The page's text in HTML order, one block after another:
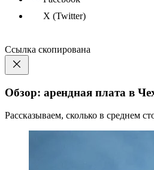
X (Twitter)
Ссылка скопирована
Обзор: арендная плата в
Рассказываем, сколько в среднем